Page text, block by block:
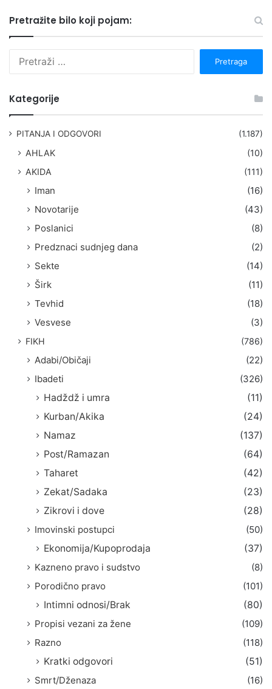
Pretražite bilo koji pojam:
Kategorije
PITANJA I ODGOVORI (1.187)
AHLAK
(10)
AKIDA
(111)
Iman
(16)
Novotarije
(43)
Poslanici
(8)
Predznaci sudnjeg dana
(2)
Sekte
(14)
Širk
(11)
Tevhid
(18)
Vesvese
(3)
FIKH (786)
Adabi/Običaji
(22)
Ibadeti
(326)
Hadždž i umra
(11)
Kurban/Akika
(24)
Namaz
(137)
Post/Ramazan
(64)
Taharet
(42)
Zekat/Sadaka
(23)
Zikrovi i dove
(28)
Imovinski postupci
(50)
Ekonomija/Kupoprodaja
(37)
Kazneno pravo i sudstvo
(8)
Porodično pravo
(101)
Intimni odnosi/Brak
(80)
Propisi vezani za žene
(109)
Razno
(118)
Kratki odgovori
(51)
Smrt/Dženaza
(16)